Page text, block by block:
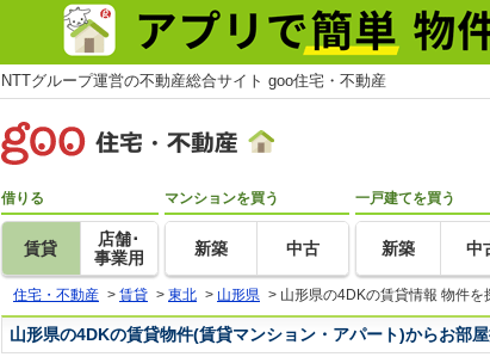
NTTグループ運営の不動産総合サイト goo住宅・不動産
借りる
賃貸
店舗･
事業用
マンションを買う
新築 中古
一戸建てを買う
新築 中
住宅・不動産 > 賃貸 > 東北 > 山形県 > 山形県の4DKの賃貸情報 物件を
山形県の4DKの賃貸物件(賃貸マンション・アパート)からお部